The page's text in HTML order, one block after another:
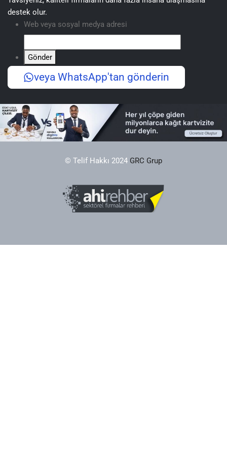
destek olur.
Web veya sosyal medya adresi
Gönder
veya WhatsApp'tan gönderin
© Telif Hakkı 2024 GRC Grup